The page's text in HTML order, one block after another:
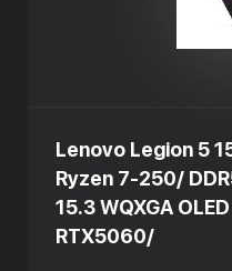
Lenovo Legion 5
Ryzen 7-250/
15.3 WQXGA
RTX5060/